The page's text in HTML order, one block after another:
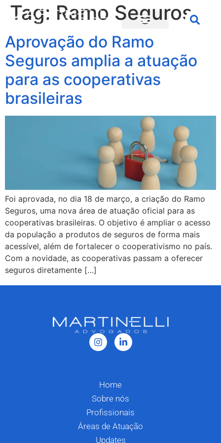
Tag: Ramo Seguros
Aprovação do Ramo
Seguros amplia a atuação
para as cooperativas
brasileiras
Foi aprovada, no dia 18 de março, a criação do Ramo
Seguros, uma nova área de atuação oficial para as
cooperativas brasileiras. O objetivo é ampliar o acesso
da população a produtos de seguros de forma mais
acessível, além de fortalecer o cooperativismo no país.
Com a novidade, as cooperativas passam a oferecer
seguros diretamente […]
Home
Sobre nós
Profissionais
Áreas de Atuação
Updates